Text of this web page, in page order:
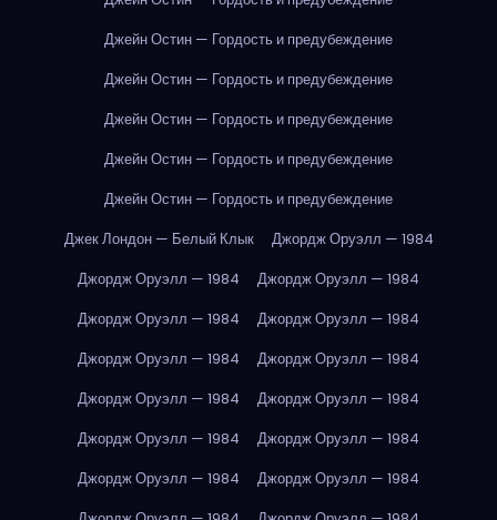
Джейн Остин — Гордость и предубеждение
Джейн Остин — Гордость и предубеждение
Джейн Остин — Гордость и предубеждение
Джейн Остин — Гордость и предубеждение
Джейн Остин — Гордость и предубеждение
Джек Лондон — Белый Клык
Джордж Оруэлл — 1984
Джордж Оруэлл — 1984
Джордж Оруэлл — 1984
Джордж Оруэлл — 1984
Джордж Оруэлл — 1984
Джордж Оруэлл — 1984
Джордж Оруэлл — 1984
Джордж Оруэлл — 1984
Джордж Оруэлл — 1984
Джордж Оруэлл — 1984
Джордж Оруэлл — 1984
Джордж Оруэлл — 1984
Джордж Оруэлл — 1984